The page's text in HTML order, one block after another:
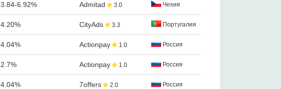
3.84-6.92% Admitad 3.0 Чехия
4.20% CityAds 3.3 Португалия
4.04% Actionpay 1.0 Россия
2.7% Actionpay 1.0 Россия
4.04% 7offers 2.0 Россия